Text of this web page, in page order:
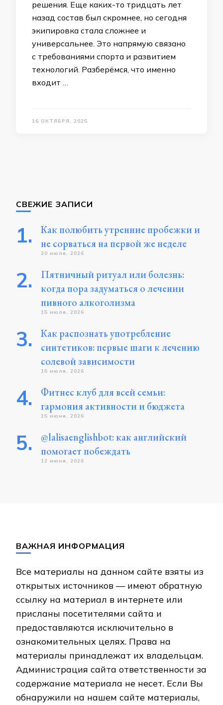
решения. Еще каких-то тридцать лет
назад состав был скромнее, но сегодня
экипировка стала сложнее и
универсальнее. Это напрямую связано
с требованиями спорта и развитием
технологий. Разберёмся, что именно
входит …
16 ОКТЯБРЯ, 2025
СВЕЖИЕ ЗАПИСИ
Как полюбить утренние пробежки и
не сорваться на первой же неделе
20 июля, 2026
Пятничный ритуал или болезнь:
когда пора задуматься о лечении
пивного алкоголизма
15 июля, 2026
Как распознать употребление
синтетиков: первые шаги к лечению
солевой зависимости
15 июля, 2026
Фитнес клуб для всей семьи:
гармония активности и бюджета
15 июня, 2026
@lalisaenglishbot: как английский
помогает побеждать
12 июня, 2026
ВАЖНАЯ ИНФОРМАЦИЯ
Все материалы на данном сайте взяты из
открытых источников — имеют обратную
ссылку на материал в интернете или
присланы посетителями сайта и
предоставляются исключительно в
ознакомительных целях. Права на
материалы принадлежат их владельцам.
Администрация сайта ответственности за
содержание материала не несет. Если Вы
обнаружили на нашем сайте материалы,